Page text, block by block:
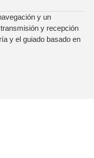
y un
y recepción
y el guiado basado en